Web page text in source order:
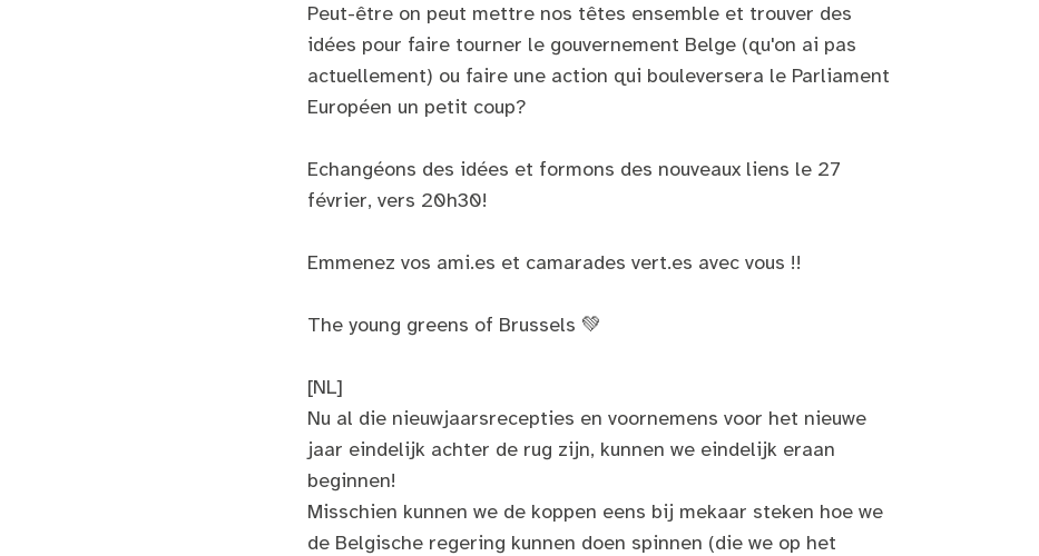
Peut-être on peut mettre nos têtes ensemble et trouver des
idées pour faire tourner le gouvernement Belge (qu'on ai pas
actuellement) ou faire une action qui bouleversera le Parliament
Européen un petit coup?
Echangéons des idées et formons des nouveaux liens le 27
février, vers 20h30!
Emmenez vos ami.es et camarades vert.es avec vous !!
The young greens of Brussels 💚
[NL]
Nu al die nieuwjaarsrecepties en voornemens voor het nieuwe
jaar eindelijk achter de rug zijn, kunnen we eindelijk eraan
beginnen!
Misschien kunnen we de koppen eens bij mekaar steken hoe we
de Belgische regering kunnen doen spinnen (die we op het